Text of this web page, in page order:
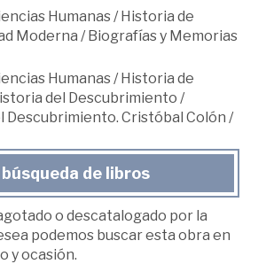
Humanas /Historia de
Moderna /Biografías y Memorias
Humanas /Historia de
del Descubrimiento /
Descubrimiento. Cristóbal Colón /
de libros
o descatalogado por la
podemos buscar esta obra en
y ocasión.